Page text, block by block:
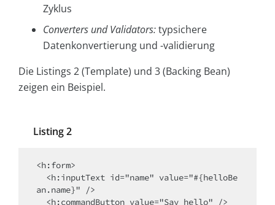
Zyklus
Converters und Validators:typsichere
Datenkonvertierung und -validierung
Die Listings 2 (Template) und 3 (Backing Bean)
zeigen ein Beispiel.
Listing 2
<h:form>
an.name}" />